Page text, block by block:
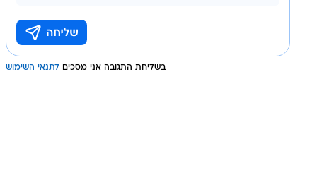
בשליחת התגובה אני מסכים לתנאי השימוש